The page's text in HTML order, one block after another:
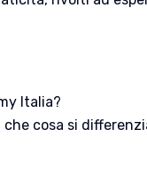
Italia?
cosa si